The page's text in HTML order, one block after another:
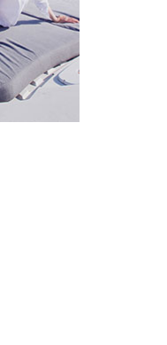
AI Assistant
איך אפשר
בחר אחת